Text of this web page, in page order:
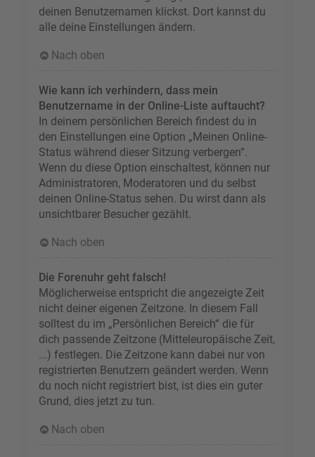
deinen Benutzernamen klickst. Dort kannst du
alle deine Einstellungen ändern.
Nach oben
Wie kann ich verhindern, dass mein
Benutzername in der Online-Liste auftaucht?
In deinem persönlichen Bereich findest du in
den Einstellungen eine Option „Meinen Online-
Status während dieser Sitzung verbergen“.
Wenn du diese Option einschaltest, können nur
Administratoren, Moderatoren und du selbst
deinen Online-Status sehen. Du wirst dann als
unsichtbarer Besucher gezählt.
Nach oben
Die Forenuhr geht falsch!
Möglicherweise entspricht die angezeigte Zeit
nicht deiner eigenen Zeitzone. In diesem Fall
solltest du im „Persönlichen Bereich“ die für
dich passende Zeitzone (Mitteleuropäische Zeit,
...) festlegen. Die Zeitzone kann dabei nur von
registrierten Benutzern geändert werden. Wenn
du noch nicht registriert bist, ist dies ein guter
Grund, dies jetzt zu tun.
Nach oben